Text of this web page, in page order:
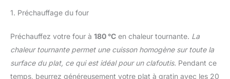
1. Préchauffage du four
Préchauffez votre four à 180 °C en chaleur tournante. La
chaleur tournante permet une cuisson homogène sur toute la
surface du plat, ce qui est idéal pour un clafoutis. Pendant ce
temps, beurrez généreusement votre plat à gratin avec les 20